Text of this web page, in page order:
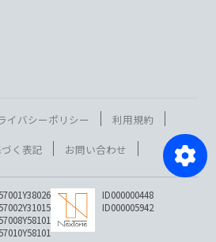
イバシーポリシー
利用規約
く表記
お問い合わせ
ID000000448
ID000005942